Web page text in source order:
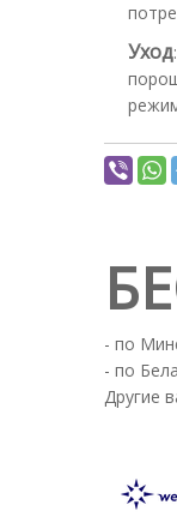
Уход:
- по
- по
Другие